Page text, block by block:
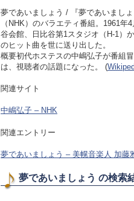
夢であいましょう / 『夢であいまし
（NHK）のバラエティ番組。1961
谷会館、日比谷第1スタジオ（H-1）
のヒット曲を世に送り出した。
概要初代ホステスの中嶋弘子が番組
は、視聴者の話題になった。 (
関連サイト
中嶋弘子 – NHK
関連エントリー
夢であいましょう – 美幌音楽人 加藤
夢であいましょう の検索